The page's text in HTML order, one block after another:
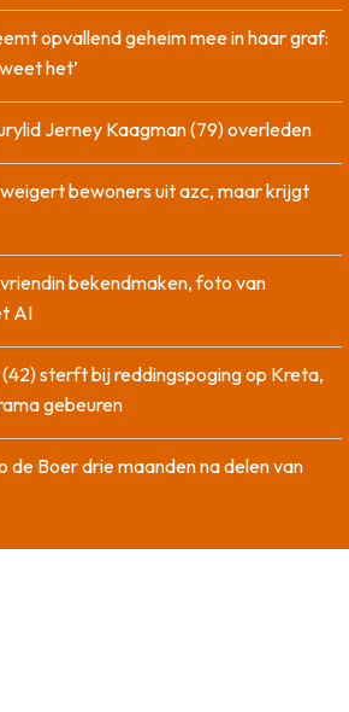
opvallend geheim mee in haar graf:
het’
Jerney Kaagman (79) overleden
bewoners uit azc, maar krijgt
bekendmaken, foto van
AI
sterft bij reddingspoging op Kreta,
gebeuren
de Boer drie maanden na delen van